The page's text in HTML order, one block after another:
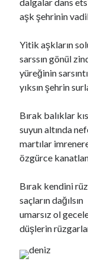
YouTube
oynatıcı
aşk şehrinin
Yitik aşkların
sarssın gönül
yüreğinin
yıksın şehrin
Bırak balıklar
suyun altında
martılar
özgürce
Bırak kendini
saçların dağılsın
umarsız ol
düşlerin